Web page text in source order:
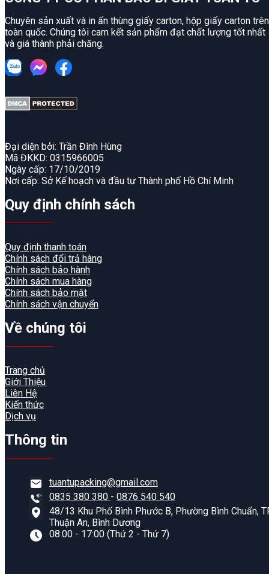
Chuyên sản xuất và in ấn thùng giấy carton, hộp giấy carton trên
toàn quốc. Chúng tôi cam kết sản phẩm đạt chất lượng tốt nhất
và giá thành phải chăng.
Đại diện bởi: Trần Đình Hùng
Mã ĐKKD: 0315966005
Ngày cấp: 17/10/2019
Nơi cấp: Sở Kế hoạch và đầu tư Thành phố Hồ Chí Minh
Quy định chính sách
Quy định thanh toán
Chính sách đổi trả hàng
Chính sách bảo hành
Chính sách mua hàng
Chính sách bảo mật
Chính sách vận chuyển
Về chúng tôi
Trang chủ
Giới Thiệu
Liên Hệ
Kiến thức
Dịch vụ
Thông tin
tuantupacking@gmail.com
0835 380 380 - 0876 540 540
48/13 Khu Phố Bình Phước B, Phường Bình Chuẩn,
Thuận An, Bình Dương
08:00 - 17:00 (Thứ 2 - Thứ 7)